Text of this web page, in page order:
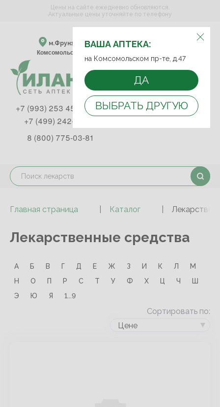
ВЫБЕРИТЕ АПТЕКУ:
м.Фрунзенская м.Спортивная
Комсомольский пр-т, д. 47
ВАША АПТЕКА:
на Комсомольском пр-те, д.47
ДА
ВЫБРАТЬ ДРУГУЮ
Цены на сайте ежедневно обновляются.
Актуальные цены уточняйте по телефону
+7 (993) 253 45 93
+7 (499) 242-90-85
8 (800) 775-03-81
Главная страница Каталог
Лекарственные средства
А Б В Г Д Е Ж З И К Л
М
Н
О П Р С Т У Ф Х Ц Ч
Ш
Э
Ю Я 1...9
Сортировать по:
Цене